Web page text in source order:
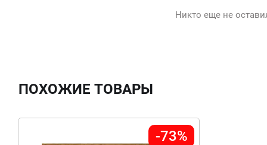
Никто еще не
ПОХОЖИЕ ТОВАРЫ
-73%